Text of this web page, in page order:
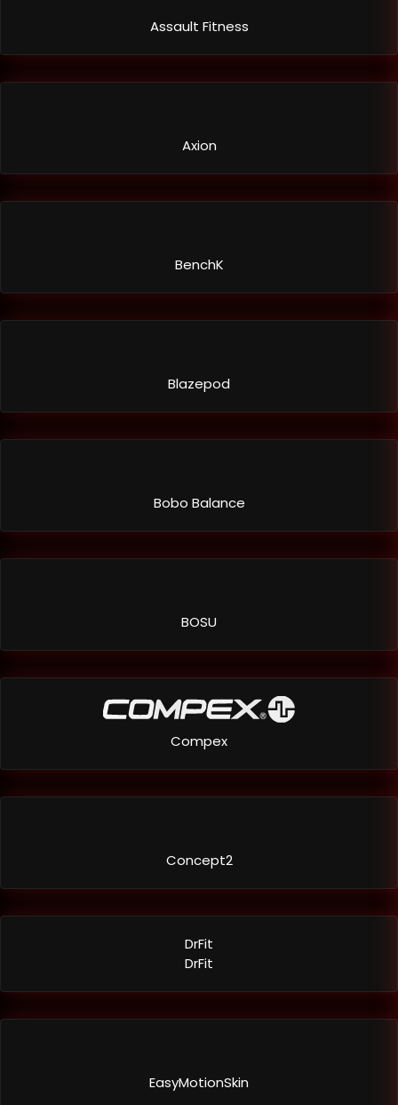
Assault Fitness
Axion
BenchK
Blazepod
Bobo Balance
BOSU
Compex
Concept2
DrFit
DrFit
EasyMotionSkin